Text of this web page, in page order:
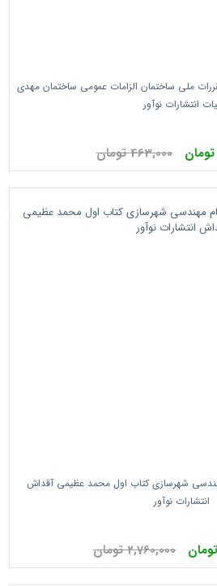
ملی ساختمان الزامات عمومی ساختمان مهدی
انتشارات نوآور
463,000 تومان
شهرسازی کتاب اول محمد عظیمی آقداش
انتشارات نوآور
2,760,000 تومان